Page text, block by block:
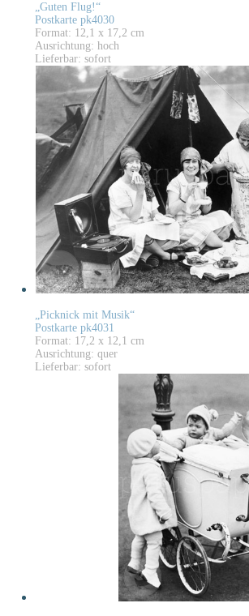
„Guten Flug!“
Postkarte pk4030
Format: 12,1 x 17,2 cm
Ausrichtung: hoch
Lieferbar: sofort
„Picknick mit Musik“
Postkarte pk4031
Format: 17,2 x 12,1 cm
Ausrichtung: quer
Lieferbar: sofort